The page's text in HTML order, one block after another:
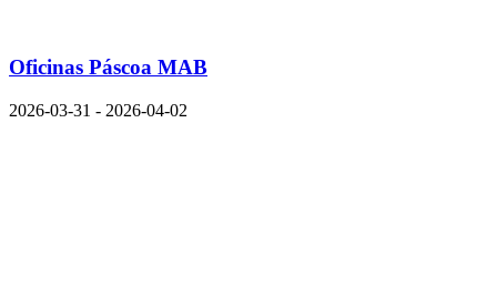
Oficinas Páscoa MAB
2026-03-31 - 2026-04-02